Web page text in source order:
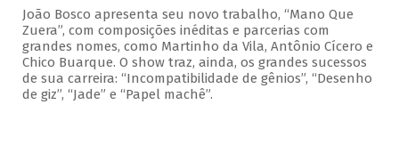
João Bosco apresenta seu novo trabalho, “Mano Que
Zuera”, com composições inéditas e parcerias com
grandes nomes, como Martinho da Vila, Antônio Cícero e
Chico Buarque. O show traz, ainda, os grandes sucessos
de sua carreira: “Incompatibilidade de gênios”, “Desenho
de giz”, “Jade” e “Papel machê”.